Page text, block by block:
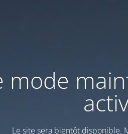
mode
Le site sera bientôt disponible.